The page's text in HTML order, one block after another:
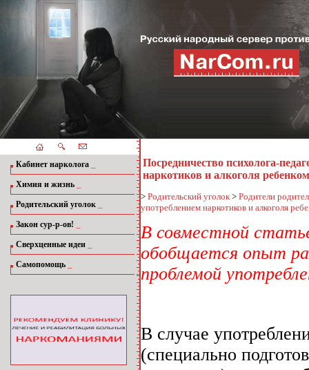
Кабинет нарколога
Химия и жизнь
Родительский уголок
Закон сур-р-ов!
Сверхценные идеи
Самопомощь
Посредничество психолога-
наркотиков и алкоголя
> Родительский уголок> Родители
употреблением наркотиков и алкоголя
В совместной
обобщается опыт
проблемой
В случае
(специально